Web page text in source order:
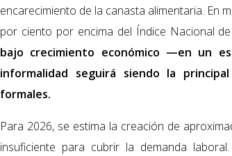
encarecimiento de la canasta alimentaria. En
por ciento por encima del Índice Nacional
bajo crecimiento económico —en un
informalidad seguirá siendo la
formales.
Para 2026, se estima la creación de
insuficiente para cubrir la demanda